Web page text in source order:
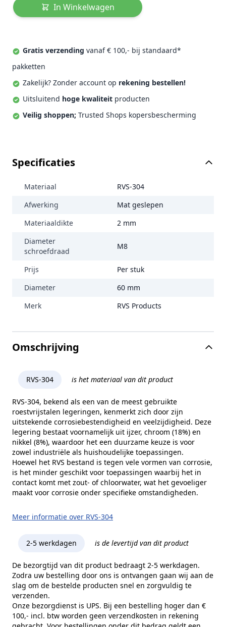
In Winkelwagen
Gratis verzending vanaf € 100,- bij standaard*
pakketten
Zakelijk? Zonder account op rekening bestellen!
Uitsluitend hoge kwaliteit producten
Veilig shoppen; Trusted Shops kopersbescherming
Specificaties
Materiaal
RVS-304
Afwerking
Mat geslepen
Materiaaldikte
2 mm
Diameter
schroefdraad
M8
Prijs
Per stuk
Diameter
60 mm
Merk
RVS Products
Omschrijving
RVS-304 is het materiaal van dit product
RVS-304, bekend als een van de meest gebruikte
roestvrijstalen legeringen, kenmerkt zich door zijn
uitstekende corrosiebestendigheid en veelzijdigheid. Deze
legering bestaat voornamelijk uit ijzer, chroom (18%) en
nikkel (8%), waardoor het een duurzame keuze is voor
zowel industriële als huishoudelijke toepassingen.
Hoewel het RVS bestand is tegen vele vormen van corrosie,
is het minder geschikt voor toepassingen waarbij het in
contact komt met zout- of chloorwater, wat het gevoeliger
maakt voor corrosie onder specifieke omstandigheden.
Meer informatie over RVS-304
2-5 werkdagen is de levertijd van dit product
De bezorgtijd van dit product bedraagt 2-5 werkdagen.
Zodra uw bestelling door ons is ontvangen gaan wij aan de
slag om de bestelde producten snel en zorgvuldig te
verzenden.
Onze bezorgdienst is UPS. Bij een bestelling hoger dan €
100,- incl. btw worden geen verzendkosten in rekening